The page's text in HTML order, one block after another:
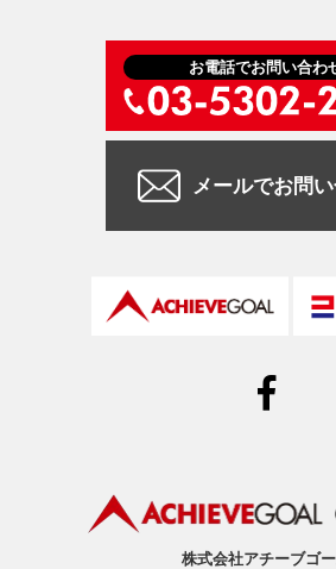
お電話でお問い合わ
メールでお問
株式会社アチーブゴ